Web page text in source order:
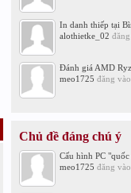
In danh thiếp tại
alothietke_02
Đánh giá AMD
meo1725 đăng vào
Chủ đề đáng chú ý
Cấu hình PC "quốc
meo1725 đăng vào